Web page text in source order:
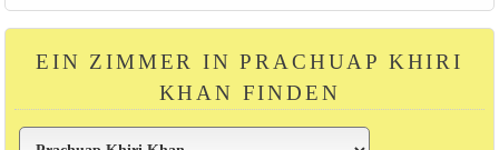
EIN ZIMMER IN PRACHUAP KHIRI
KHAN FINDEN